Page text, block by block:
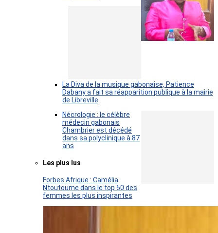
La Diva de la musique gabonaise, Patience
Dabany a fait sa réapparition publique à la mairie
de Libreville
Nécrologie : le célèbre
médecin gabonais
Chambrier est décédé
dans sa polyclinique à 87
ans
Les plus lus
Forbes Afrique : Camélia
Ntoutoume dans le top 50 des
femmes les plus inspirantes